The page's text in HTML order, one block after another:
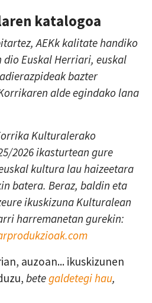
katalogoa
AEKk kalitate handiko
Euskal Herriari, euskal
bazter
alde egindako lana
Kulturalerako
2026 ikasturtean gure
kultura lau haizeetara
batera. Beraz, baldin eta
ikuskizuna Kulturalean
harremanetan gurekin:
auzoan... ikuskizunen
betegaldetegi hau,